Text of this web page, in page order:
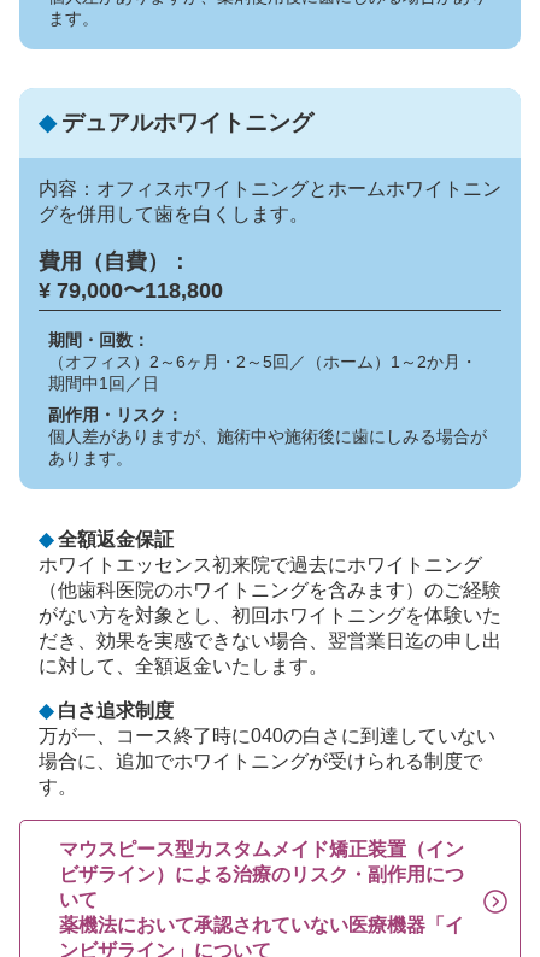
ます。
◆ デュアルホワイトニング
内容：オフィスホワイトニングとホームホワイトニン
グを併用して歯を白くします。
費用（自費）：
¥ 79,000〜118,800
期間・回数：
（オフィス）2～6ヶ月・2～5回／（ホーム）1～2か月・
期間中1回／日
副作用・リスク：
個人差がありますが、施術中や施術後に歯にしみる場合が
あります。
◆ 全額返金保証
ホワイトエッセンス初来院で過去にホワイトニング
（他歯科医院のホワイトニングを含みます）のご経験
がない方を対象とし、初回ホワイトニングを体験いた
だき、効果を実感できない場合、翌営業日迄の申し出
に対して、全額返金いたします。
◆ 白さ追求制度
万が一、コース終了時に040の白さに到達していない
場合に、追加でホワイトニングが受けられる制度で
す。
マウスピース型カスタムメイド矯正装置（イン
ビザライン）による治療のリスク・副作用につ
いて
薬機法において承認されていない医療機器「イ
ンビザライン」について